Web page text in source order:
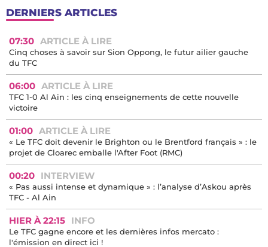
DERNIERS ARTICLES
07:30 ARTICLE À LIRE
Cinq choses à savoir sur Sion Oppong, le futur ailier gauche
du TFC
06:00 ARTICLE À LIRE
TFC 1-0 Al Ain : les cinq enseignements de cette nouvelle
victoire
01:00 ARTICLE À LIRE
« Le TFC doit devenir le Brighton ou le Brentford français » : le
projet de Cloarec emballe l'After Foot (RMC)
00:20 INTERVIEW
« Pas aussi intense et dynamique » : l’analyse d’Askou après
TFC - Al Ain
HIER À 22:15 INFO
Le TFC gagne encore et les dernières infos mercato :
l'émission en direct ici !